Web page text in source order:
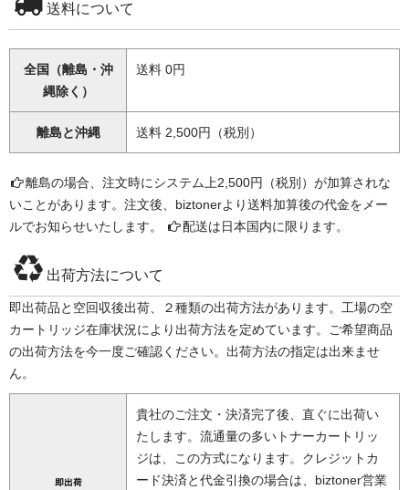
送料について
全国（離島・沖
縄除く）
送料 0円
離島と沖縄 送料 2,500円（税別）
離島の場合、注文時にシステム上2,500円（税別）が加算されな
いことがあります。注文後、biztonerより送料加算後の代金をメー
ルでお知らせいたします。
配送は日本国内に限ります。
出荷方法について
即出荷品と空回収後出荷、２種類の出荷方法があります。工場の空
カートリッジ在庫状況により出荷方法を定めています。ご希望商品
の出荷方法を今一度ご確認ください。出荷方法の指定は出来ませ
ん。
貴社のご注文・決済完了後、直ぐに出荷い
たします。流通量の多いトナーカートリッ
ジは、この方式になります。クレジットカ
ード決済と代金引換の場合は、biztoner営業